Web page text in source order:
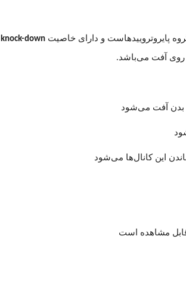
پایروتروییدهاست و دارای خاصیت knock-down
روی آفت می‌باشد.
بدن آفت می‌شود
این کانال‌ها می‌شود
مشاهده است